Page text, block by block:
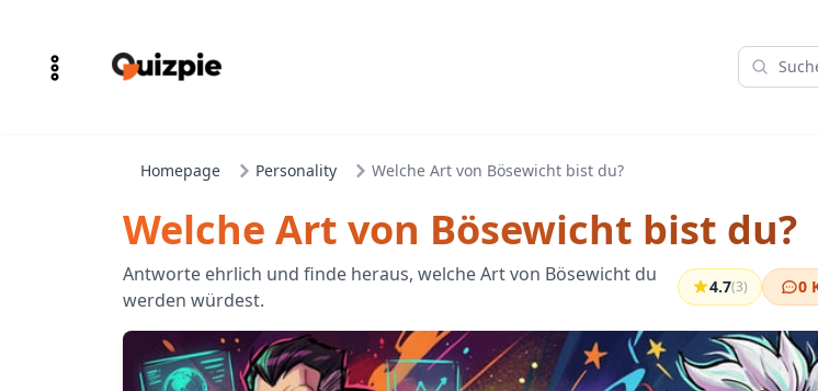
Homepage Personality Welche Art von Bösewicht bist du?
Welche Art von Bösewicht bist du?
Antworte ehrlich und finde heraus, welche Art von Bösewicht du
werden würdest.
4.7(3) 0